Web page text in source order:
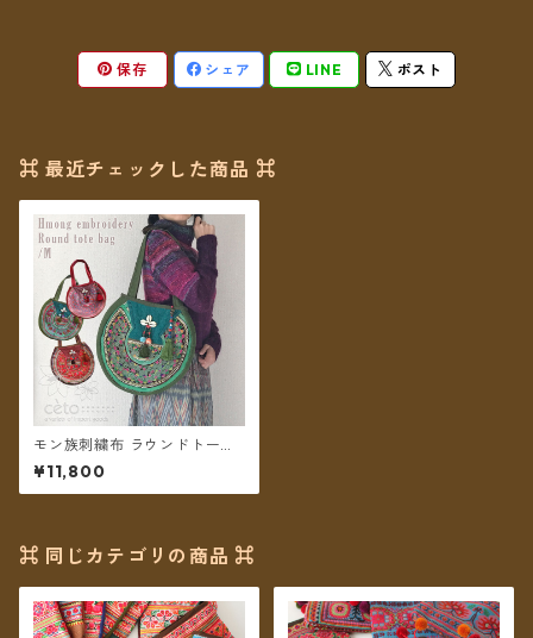
保存 シェア LINE ポスト
⌘ 最近チェックした商品 ⌘
モン族刺繍布 ラウンドトート
バッグ M 花柄 渦巻き ＊送料
無料＊
¥11,800
⌘ 同じカテゴリの商品 ⌘